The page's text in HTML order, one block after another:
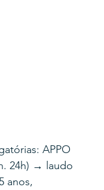
APPO
24h) → laudo
anos,